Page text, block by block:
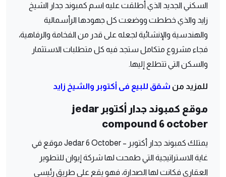
السكني الجديد الذي أطلقت عليه اسم كمبوند جدار الشيخ
زايد والذي خططت ووضعت كل جهودها الرأسمالية
والهندسية والإنشائية لجعله على قدر من الفخامة والرفاهية،
فجاء مشروع متكامل ستجد فيه كل متطلبات الاستثمار
والسكن التي تتطلع إليها.
للمزيد من شقق للبيع فى أكتوبر والشيخ زايد
موقع كمبوند جدار أكتوبر jedar
compound 6 october
يمتلك كمبوند جدار أكتوبر – Jedar 6 October موقع في
غاية الاستراتيجية التي طمحت لها شركة إيوان للتطوير
العقاري فكانت لها الصدارة، فهو يقع على طريق رئيسي